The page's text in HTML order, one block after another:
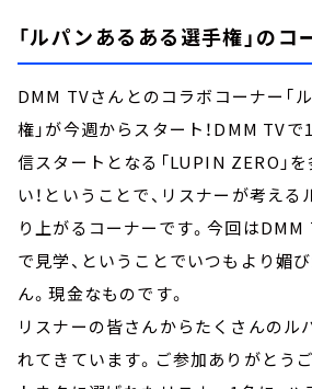
「ルパンあるある選手権」のコ
DMM TVさんとのコラボコーナー「
権」が今週からスタート！DMM TV
信スタートとなる「LUPIN ZERO」
い！ということで、リスナーが考え
り上がるコーナーです。今回は
で見学、ということでいつもより媚
ん。現金なものです。
リスナーの皆さんからたくさんのル
れてきています。ご参加ありがとう